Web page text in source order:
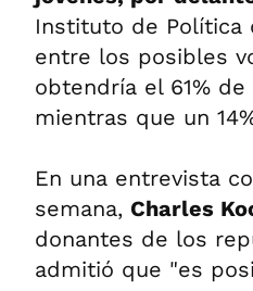
Instituto de Política
entre los posibles
obtendría el 61%
mientras que un
En una entrevista
semana, Charles
donantes de los
admitió que "es